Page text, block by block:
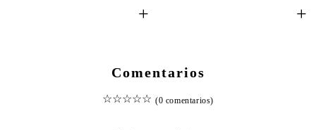
+ +
Comentarios
☆☆☆☆☆ (0 comentarios)